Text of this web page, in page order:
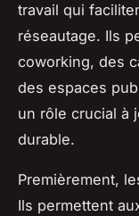
travail qui
réseautage. Ils
coworking, des
des espaces
un rôle crucial à
durable.
Premièrement,
Ils permettent